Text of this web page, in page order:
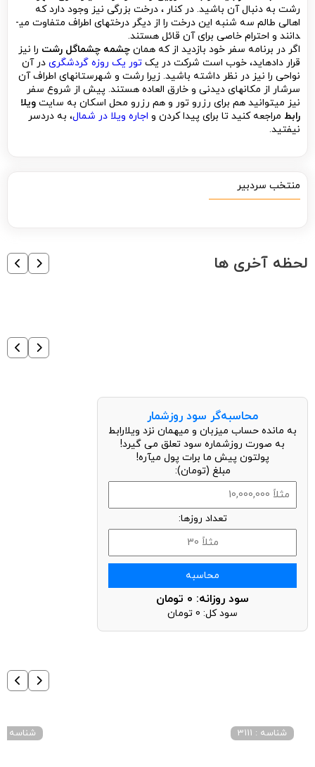
رشت به دنبال آن باشید. در کنار ، درخت بزرگی نیز وجود دارد که
اهالی طالم سه شنبه این درخت را از دیگر درخت­های اطراف متفاوت می­
دانند و احترام خاصی برای آن قائل هستند.
اگر در برنامه سفر خود بازدید از که همان چشمه چشماگل رشت را نیز
قرار داده­اید، خوب است شرکت در یک تور یک روزه گردشگری در آن
نواحی را نیز در نظر داشته باشید. زیرا رشت و شهرستان­های اطراف آن
سرشار از مکان­های دیدنی و خارق العاده هستند. پیش از شروع سفر
نیز می­توانید هم برای رزرو تور و هم رزرو محل اسکان به سایت ویلا
رابط مراجعه کنید تا برای پیدا کردن و اجاره ویلا در شمال، به دردسر
نیفتید.
منتخب سردبیر
لحظه آخری ها
محاسبه‌گر سود روزشمار
به مانده حساب میزبان و میهمان نزد ویلارابط
به صورت روزشماره سود تعلق می گیرد!
پولتون پیش ما برات پول میآره!
مبلغ (تومان):
تعداد روزها:
محاسبه
سود روزانه: 0 تومان
سود کل: 0 تومان
شناسه : 3111 شناسه : 3011